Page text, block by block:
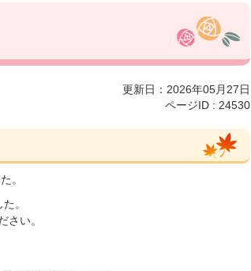
更新日：2026年05月27日
ページID : 24530
。
。
さい。